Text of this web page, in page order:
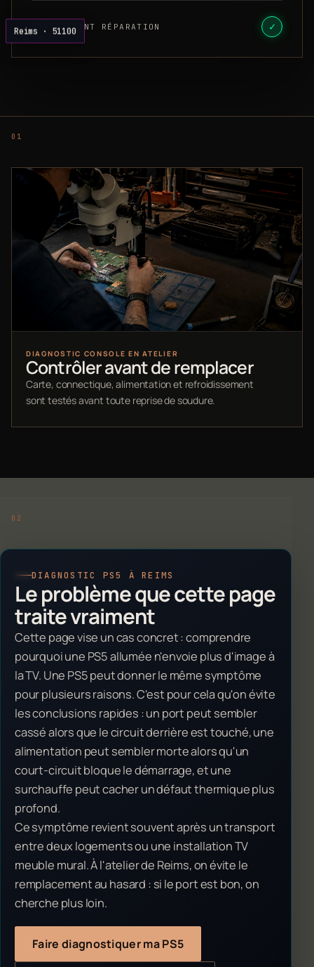
DEVIS AVANT RÉPARATION ✓
Reims · 51100
DIAGNOSTIC CONSOLE EN ATELIER
Contrôler avant de remplacer
Carte, connectique, alimentation et refroidissement
sont testés avant toute reprise de soudure.
DIAGNOSTIC PS5 À REIMS
Le problème que cette page
traite vraiment
Cette page vise un cas concret : comprendre
pourquoi une PS5 allumée n'envoie plus d'image à
la TV. Une PS5 peut donner le même symptôme
pour plusieurs raisons. C'est pour cela qu'on évite
les conclusions rapides : un port peut sembler
cassé alors que le circuit derrière est touché, une
alimentation peut sembler morte alors qu'un
court-circuit bloque le démarrage, et une
surchauffe peut cacher un défaut thermique plus
profond.
Ce symptôme revient souvent après un transport
entre deux logements ou une installation TV
meuble mural. À l'atelier de Reims, on évite le
remplacement au hasard : si le port est bon, on
cherche plus loin.
Faire diagnostiquer ma PS5